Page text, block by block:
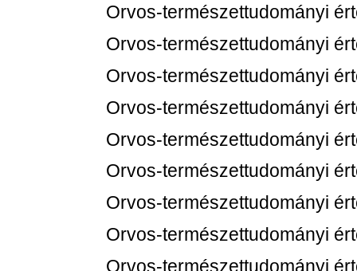
Orvos-természettudományi
Orvos-természettudományi
Orvos-természettudományi
Orvos-természettudományi
Orvos-természettudományi
Orvos-természettudományi
Orvos-természettudományi
Orvos-természettudományi
Orvos-természettudományi